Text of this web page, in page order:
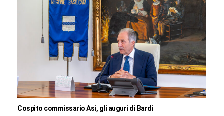
Cospito commissario Asi, gli auguri di Bardi